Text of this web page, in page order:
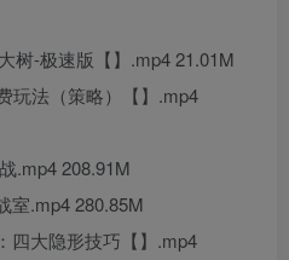
树-极速版【】.mp4 21.01M
玩法（策略）【】.mp4
.mp4 208.91M
室.mp4 280.85M
四大隐形技巧【】.mp4